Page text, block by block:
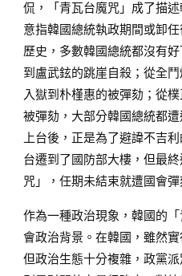
侃，「青瓦台魔咒」成了描
意指韓國總統執政期間或卸
歷史，多數韓國總統都沒有
到盧武鉉的跳崖自殺；從全
入獄到朴槿惠的被彈劾；從
被彈劾，大部分韓國總統都
上台後，正是為了避諱不吉
台遷到了國防部大樓，但最
咒」，任期未結束就遭國會彈
作為一種政治現象，韓國的
會政治背景。在韓國，雖然
但政治生態十分複雜，政黨